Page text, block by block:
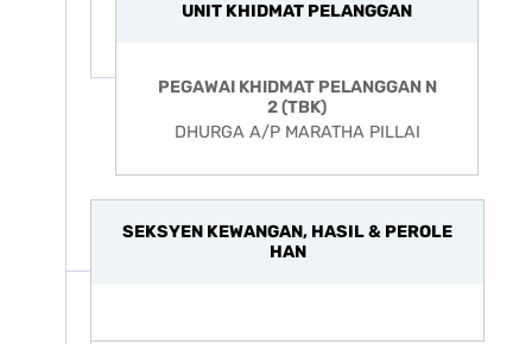
UNIT KHIDMAT PELANGGAN
PEGAWAI KHIDMAT PELANGGAN N
2 (TBK)
DHURGA A/P MARATHA PILLAI
SEKSYEN KEWANGAN, HASIL & PEROLE
HAN